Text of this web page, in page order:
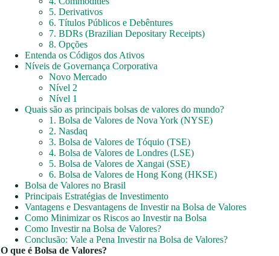
5. Derivativos
6. Títulos Públicos e Debêntures
7. BDRs (Brazilian Depositary Receipts)
8. Opções
Entenda os Códigos dos Ativos
Níveis de Governança Corporativa
Novo Mercado
Nível 2
Nível 1
Quais são as principais bolsas de valores do mundo?
1. Bolsa de Valores de Nova York (NYSE)
2. Nasdaq
3. Bolsa de Valores de Tóquio (TSE)
4. Bolsa de Valores de Londres (LSE)
5. Bolsa de Valores de Xangai (SSE)
6. Bolsa de Valores de Hong Kong (HKSE)
Bolsa de Valores no Brasil
Principais Estratégias de Investimento
Vantagens e Desvantagens de Investir na Bolsa de Valores
Como Minimizar os Riscos ao Investir na Bolsa
Como Investir na Bolsa de Valores?
Conclusão: Vale a Pena Investir na Bolsa de Valores?
O que é Bolsa de Valores?